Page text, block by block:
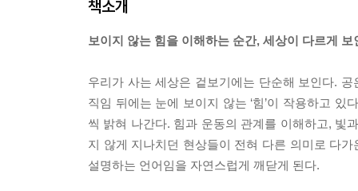
책소개
보이지 않는 힘을 이해하는 순간, 세상이 다르게 보
우리가 사는 세상은 겉보기에는 단순해 보인다.
직임 뒤에는 눈에 보이지 않는 ‘힘’이 작용하고
씩 밝혀 나간다. 힘과 운동의 관계를 이해하고, 빛
지 않게 지나치던 현상들이 전혀 다른 의미로 다
설명하는 언어임을 자연스럽게 깨닫게 된다.